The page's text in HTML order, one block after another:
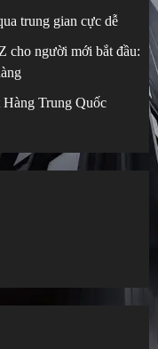
trung gian cực dễ
cho người mới bắt đầu:
Trung Quốc